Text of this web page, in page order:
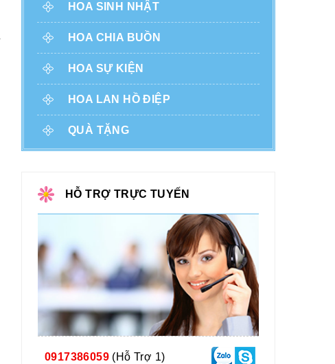
HOA SINH NHẬT
HOA CHIA BUỒN
HOA SỰ KIỆN
HOA LAN HỒ ĐIỆP
QUÀ TẶNG
HỖ TRỢ TRỰC TUYẾN
0917386059 (Hỗ Trợ 1)